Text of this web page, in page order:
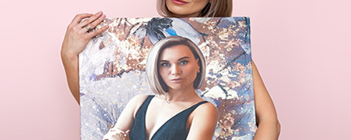
Ваш регион доставки
Выберите из списка: